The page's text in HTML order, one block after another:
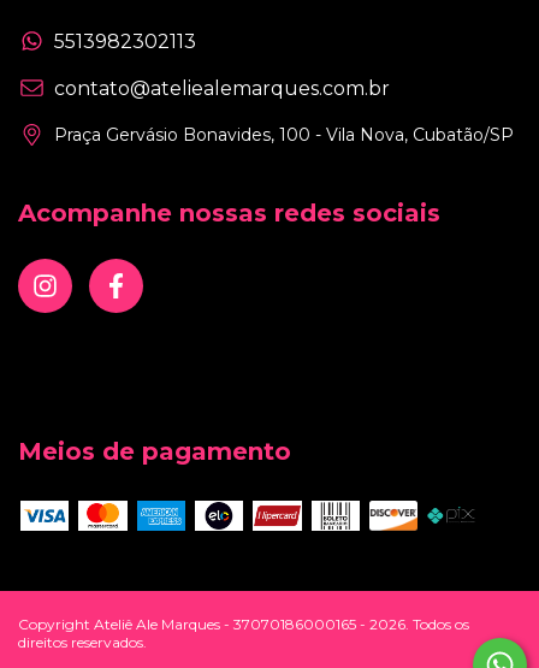
5513982302113
contato@ateliealemarques.com.br
Praça Gervásio Bonavides, 100 - Vila Nova, Cubatão/SP
Acompanhe nossas redes sociais
Meios de pagamento
Copyright Ateliê Ale Marques - 37070186000165 - 2026. Todos os
direitos reservados.